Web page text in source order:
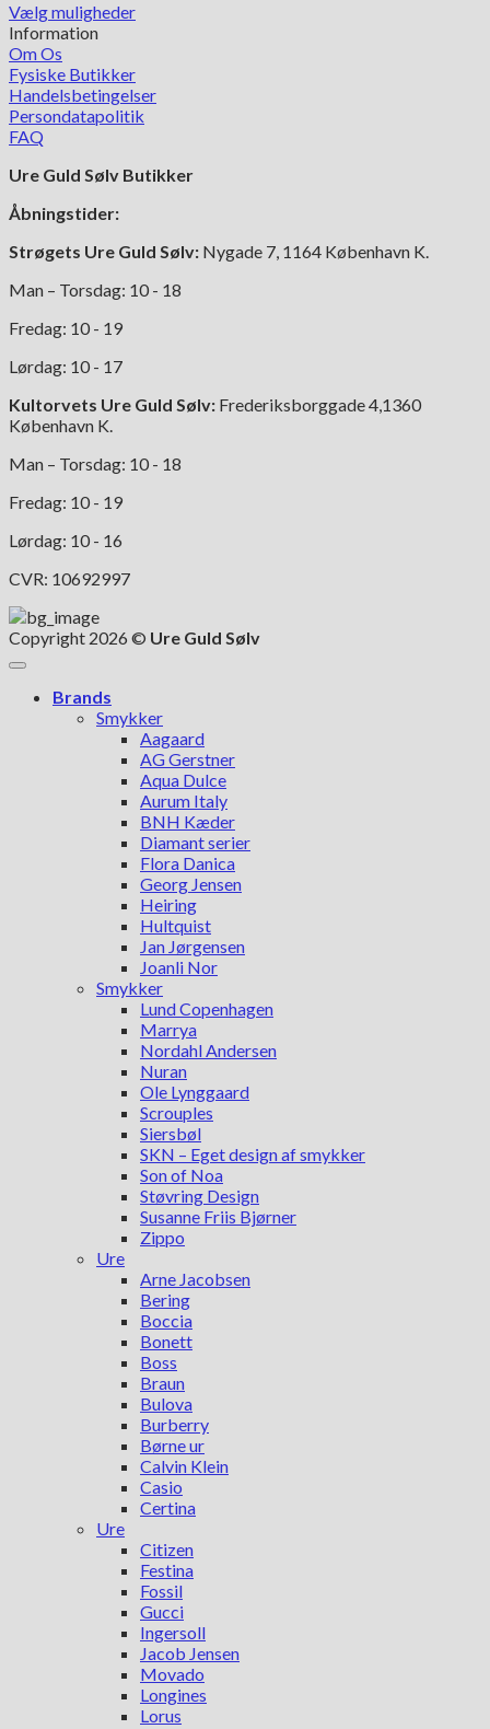
Vælg muligheder
Dette
vare
har
flere
varianter.
Mulighederne
vælges
varesiden
Information
Om Os
Fysiske Butikker
Handelsbetingelser
Persondatapolitik
FAQ
Ure Guld Sølv Butikker
Åbningstider:
Strøgets Ure Guld Sølv: Nygade 7, 1164 København K.
Man – Torsdag: 10 - 18
Fredag: 10 - 19
Lørdag: 10 - 17
Kultorvets Ure Guld Sølv: Frederiksborggade 4,1360
København K.
Man – Torsdag: 10 - 18
Fredag: 10 - 19
Lørdag: 10 - 16
CVR: 10692997
Copyright 2026 © Ure Guld Sølv
Brands
Smykker
Aagaard
AG Gerstner
Aqua Dulce
Aurum Italy
BNH Kæder
Diamant serier
Flora Danica
Georg Jensen
Heiring
Hultquist
Jan Jørgensen
Joanli Nor
Smykker
Lund Copenhagen
Marrya
Nordahl Andersen
Nuran
Ole Lynggaard
Scrouples
Siersbøl
SKN – Eget design af smykker
Son of Noa
Støvring Design
Susanne Friis Bjørner
Zippo
Ure
Arne Jacobsen
Bering
Boccia
Bonett
Boss
Braun
Bulova
Burberry
Børne ur
Calvin Klein
Casio
Certina
Ure
Citizen
Festina
Fossil
Gucci
Ingersoll
Jacob Jensen
Movado
Longines
Lorus